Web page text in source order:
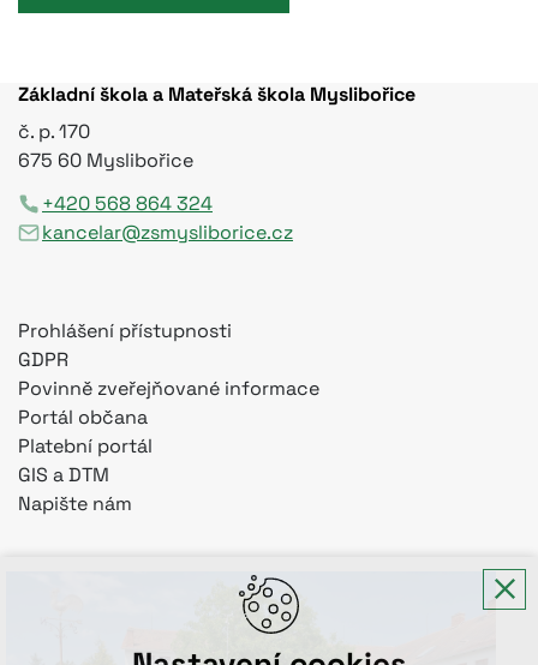
Základní škola a Mateřská škola Myslibořice
č. p. 170
675 60 Myslibořice
+420 568 864 324
kancelar@zsmysliborice.cz
Prohlášení přístupnosti
GDPR
Povinně zveřejňované informace
Portál občana
Platební portál
GIS a DTM
Napište nám